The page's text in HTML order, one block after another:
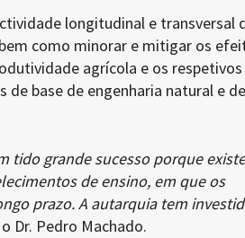
longitudinal e transversal
como minorar e mitigar os
agrícola e os
base de engenharia natural e de
tido grande sucesso porque
de ensino, em que os
prazo. A autarquia tem
Dr. Pedro Machado.